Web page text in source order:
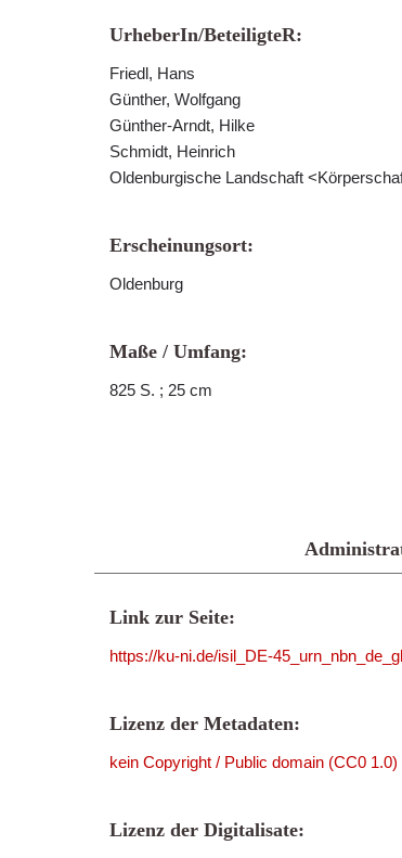
UrheberIn/BeteiligteR:
Friedl, Hans
Günther, Wolfgang
Günther-Arndt, Hilke
Schmidt, Heinrich
Oldenburgische Landschaft
Erscheinungsort:
Oldenburg
Maße / Umfang:
825 S. ; 25 cm
Link zur Seite:
https://ku-ni.de/isil_DE-
Lizenz der Metadaten:
kein Copyright / Public domain (CC0 1.0)
Lizenz der Digitalisate: